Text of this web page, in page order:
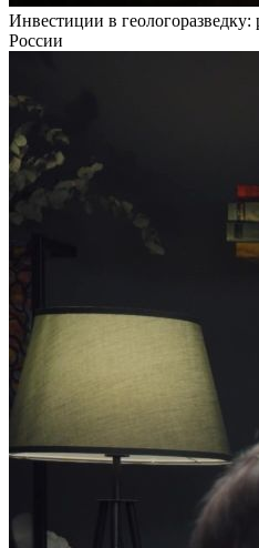
Инвестиции в
России